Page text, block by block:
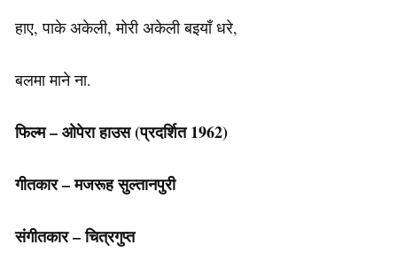
हाए, पाके अकेली, मोरी अकेली बइयाँ धरे,
बलमा माने ना.
फिल्म – ओपेरा हाउस (प्रदर्शित 1962)
गीतकार – मजरूह सुल्तानपुरी
संगीतकार – चित्रगुप्त